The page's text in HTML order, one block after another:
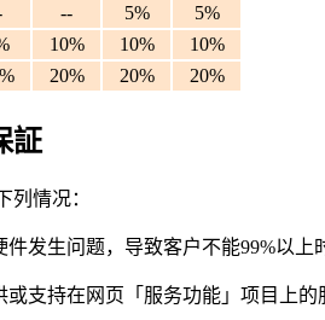
-- 5%
5%
10% 10%
10%
20% 20% 20%
証
列情况：
发生问题，导致客户不能99%以上
支持在网页「服务功能」项目上的